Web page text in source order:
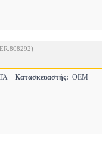
Κατασκευαστής: OEM